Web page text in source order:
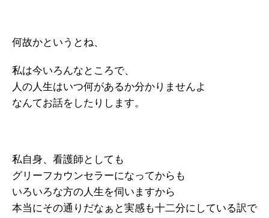
何故かというとね、
私は今いろんなところで、
人の人生はいつ何があるか分かりませんよ
なんてお話をしたりします。
私自身、看護師としても
グリーフカウンセラーになってからも
いろいろな方の人生を伺いますから
本当にその通りだなぁと実感も十二分にしている訳で